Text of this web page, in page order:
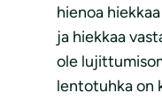
hienoa
ja hiekkaa
ole
lentotuhka on